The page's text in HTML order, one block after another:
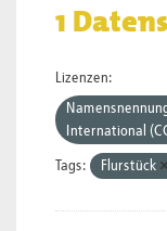
1
Lizenzen:
International
Tags: Flurstück